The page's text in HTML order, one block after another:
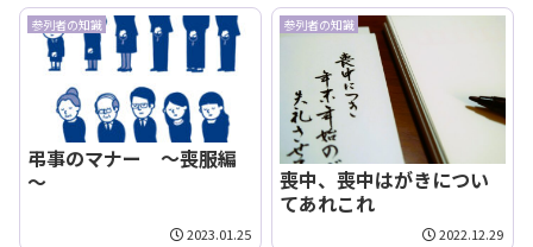
参列者の知識
弔事のマナー ～喪服編
～
2023.01.25
参列者の知識
喪中、喪中はがきについ
てあれこれ
2022.12.29